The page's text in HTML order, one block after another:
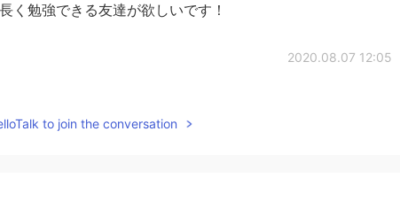
く勉強できる友達が欲しいです！
2020.08.07 12:05
to join the conversation